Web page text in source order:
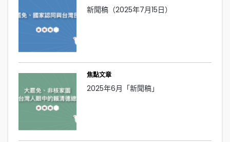
新聞稿（2025年7月15日）
焦點文章
2025年6月「新聞稿」